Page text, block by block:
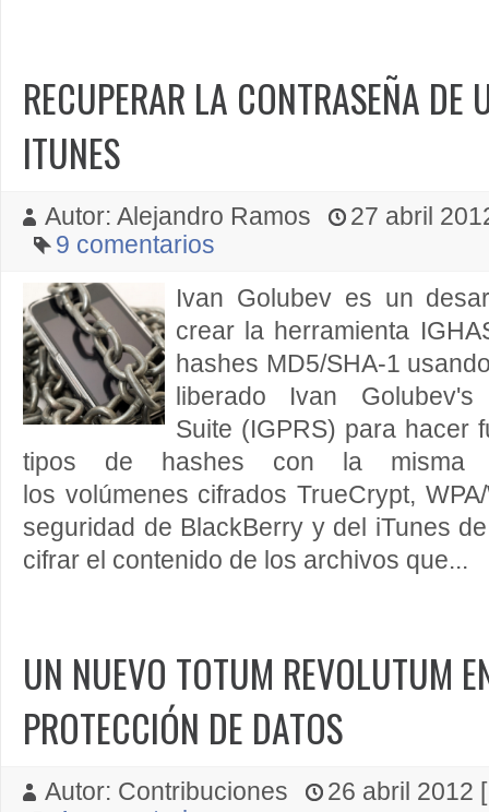
RECUPERAR LA CONTRASEÑA DE
ITUNES
Autor: Alejandro Ramos
27 abril
9 comentarios
Ivan Golubev es un
crear la herramienta
hashes MD5/SHA-1
liberado Ivan
Suite (IGPRS) para hacer
tipos de hashes con la misma
los volúmenes cifrados TrueCrypt,
seguridad de BlackBerry y del iTunes
cifrar el contenido de los archivos que...
UN NUEVO TOTUM REVOLUTUM
PROTECCIÓN DE DATOS
Autor: Contribuciones
26 abril 2012